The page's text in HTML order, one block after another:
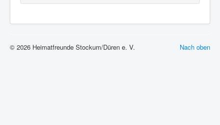
Nach oben
© 2026 Heimatfreunde Stockum/Düren e. V.